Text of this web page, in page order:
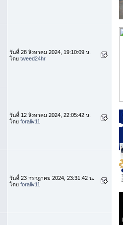
วันที่ 28 สิงหาคม 2024, 19:10:09 น.
โดย tweed24hr
วันที่ 12 สิงหาคม 2024, 22:05:42 น.
โดย foraliv11
วันที่ 23 กรกฎาคม 2024, 23:31:42 น.
โดย foraliv11